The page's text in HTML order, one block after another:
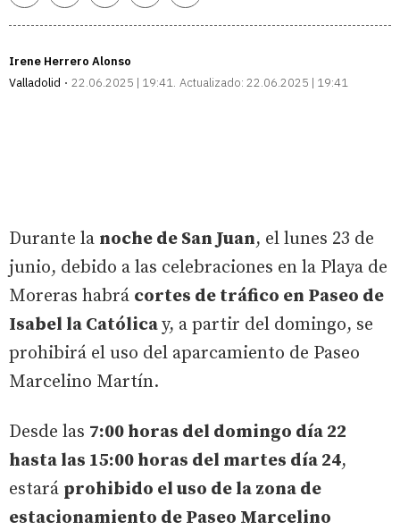
Irene Herrero Alonso
Valladolid
22.06.2025 | 19:41 Actualizado: 22.06.2025 | 19:41
Durante la noche de San Juan, el lunes 23 de
junio, debido a las celebraciones en la Playa de
Moreras habrá cortes de tráfico en Paseo de
Isabel la Católicay, a partir del domingo, se
prohibirá el uso del aparcamiento de Paseo
Marcelino Martín.
Desde las 7:00 horas del domingo día 22
hasta las 15:00 horas del martes día 24,
estará prohibido el uso de la zona de
estacionamiento de Paseo Marcelino